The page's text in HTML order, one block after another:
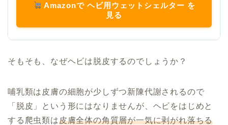
Amazonで ヘビ用ウェットシェルター を
見る
そもそも、なぜヘビは脱皮するのでしょうか？
哺乳類は皮膚の細胞が少しずつ新陳代謝されるので
「脱皮」という形にはなりませんが、ヘビをはじめと
する爬虫類は皮膚全体の角質層が一気に剥がれ落ちる